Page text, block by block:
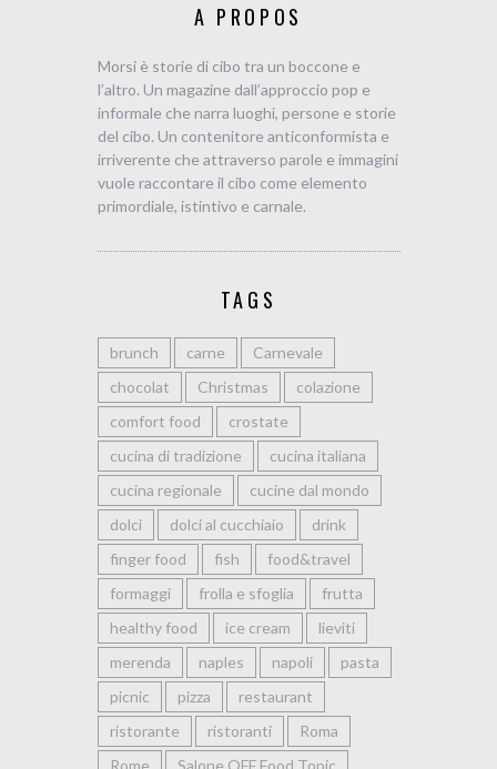
A PROPOS
Morsi è storie di cibo tra un boccone e
l’altro. Un magazine dall’approccio pop e
informale che narra luoghi, persone e storie
del cibo. Un contenitore anticonformista e
irriverente che attraverso parole e immagini
vuole raccontare il cibo come elemento
primordiale, istintivo e carnale.
TAGS
brunch carne
Carnevale
chocolat
Christmas
colazione
comfort food
crostate
cucina di tradizione
cucina italiana
cucina regionale
cucine dal mondo
dolci
dolci al cucchiaio
drink
finger food
fish
food&travel
formaggi
frolla e sfoglia
frutta
healthy food
ice cream
lieviti
merenda
naples napoli
pasta
picnic
pizza
restaurant
ristorante
ristoranti
Roma
Rome
Salone OFF Food Topic